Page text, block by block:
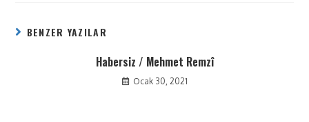
BENZER YAZILAR
Habersiz / Mehmet Remzî
Ocak 30, 2021